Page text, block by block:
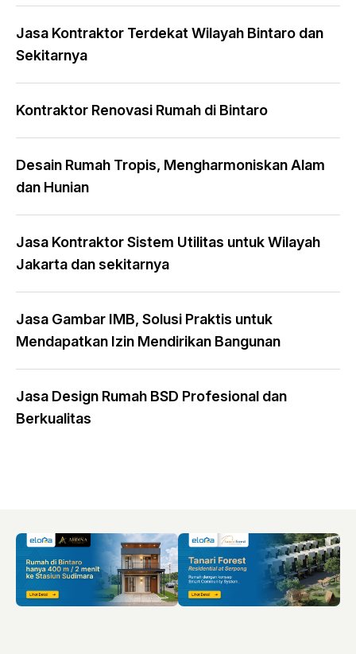
Jasa Kontraktor Terdekat Wilayah Bintaro dan
Sekitarnya
Kontraktor Renovasi Rumah di Bintaro
Desain Rumah Tropis, Mengharmoniskan Alam
dan Hunian
Jasa Kontraktor Sistem Utilitas untuk Wilayah
Jakarta dan sekitarnya
Jasa Gambar IMB, Solusi Praktis untuk
Mendapatkan Izin Mendirikan Bangunan
Jasa Design Rumah BSD Profesional dan
Berkualitas